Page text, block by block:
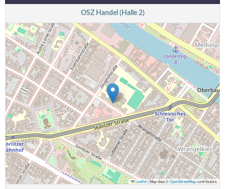
OSZ Handel (Halle 2)
Leaflet|Map data ©OpenStreetMapcontributors